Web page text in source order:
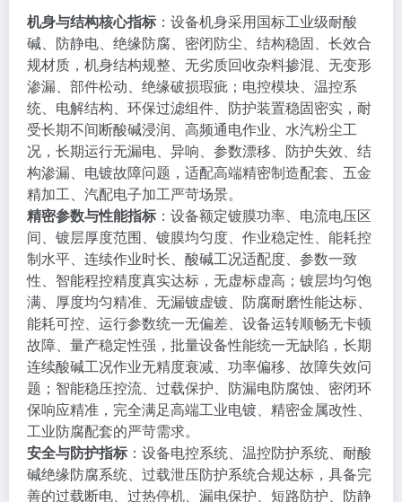
机身与结构核心指标 ：设备机身采用国标工业级耐酸
碱、防静电、绝缘防腐、密闭防尘、结构稳固、长效合
规材质，机身结构规整、无劣质回收杂料掺混、无变形
渗漏、部件松动、绝缘破损瑕疵；电控模块、温控系
统、电解结构、环保过滤组件、防护装置稳固密实，耐
受长期不间断酸碱浸润、高频通电作业、水汽粉尘工
况，长期运行无漏电、异响、参数漂移、防护失效、结
构渗漏、电镀故障问题，适配高端精密制造配套、五金
精加工、汽配电子加工严苛场景。
精密参数与性能指标 ：设备额定镀膜功率、电流电压区
间、镀层厚度范围、镀膜均匀度、作业稳定性、能耗控
制水平、连续作业时长、酸碱工况适配度、参数一致
性、智能程控精度真实达标，无虚标虚高；镀层均匀饱
满、厚度均匀精准、无漏镀虚镀、防腐耐磨性能达标、
能耗可控、运行参数统一无偏差、设备运转顺畅无卡顿
故障、量产稳定性强，批量设备性能统一无缺陷，长期
连续酸碱工况作业无精度衰减、功率偏移、故障失效问
题；智能稳压控流、过载保护、防漏电防腐蚀、密闭环
保响应精准，完全满足高端工业电镀、精密金属改性、
工业防腐配套的严苛需求。
安全与防护指标 ：设备电控系统、温控防护系统、耐酸
碱绝缘防腐系统、过载泄压防护系统合规达标，具备完
善的过载断电、过热停机、漏电保护、短路防护、防静